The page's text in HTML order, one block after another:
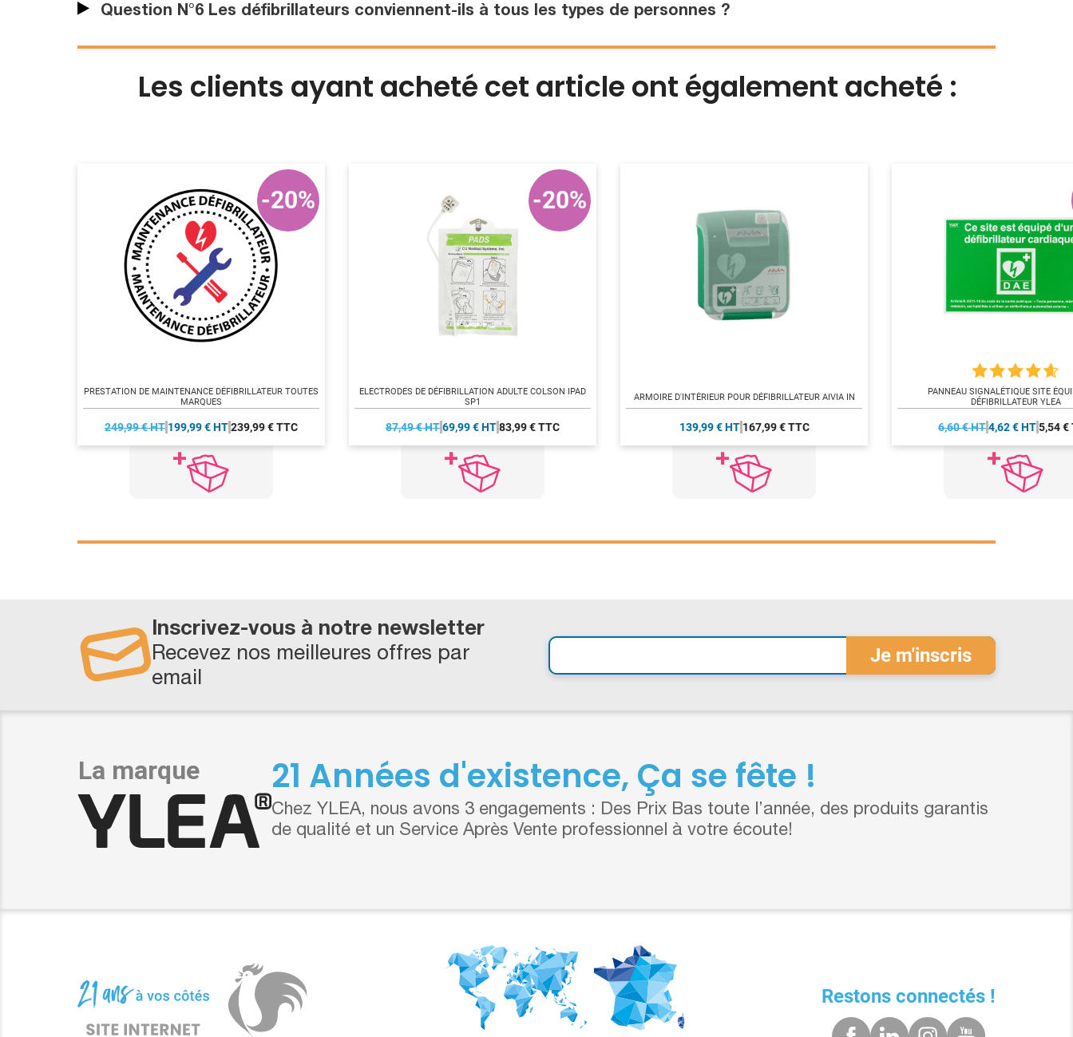
Question N°6 Les défibrillateurs conviennent-ils à tous les types de personnes ?
Les clients ayant acheté cet article ont également acheté :
PRESTATION DE MAINTENANCE DÉFIBRILLATEUR TOUTES
MARQUES
249,99 € HT 199,99 € HT239,99 € TTC
-20%
ELECTRODES DE DÉFIBRILLATION ADULTE COLSON IPAD
SP1
87,49 € HT69,99 € HT83,99 € TTC
-20%
ARMOIRE D'INTÉRIEUR POUR DÉFIBRILLATEUR AIVIA IN
139,99 € HT 167,99 € TTC
PANNEAU SIGNALÉTIQUE SITE
DÉFIBRILLATEUR YLEA
6,60 € HT4,62 € HT5,54 €
Inscrivez-vous à notre newsletter
Recevez nos meilleures offres par
email
21 Années d'existence, Ça se fête !
Chez YLEA, nous avons 3 engagements : Des Prix Bas toute l’année, des produits garantis
de qualité et un Service Après Vente professionnel à votre écoute!
Restons connectés !